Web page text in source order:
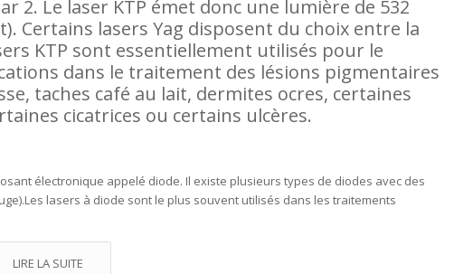
2. Le laser KTP émet donc une lumière de 532
Certains lasers Yag disposent du choix entre la
KTP sont essentiellement utilisés pour le
dans le traitement des lésions pigmentaires
taches café au lait, dermites ocres, certaines
cicatrices ou certains ulcères.
électronique appelé diode. Il existe plusieurs types de diodes avec des
lasers à diode sont le plus souvent utilisés dans les traitements
LIRE LA SUITE